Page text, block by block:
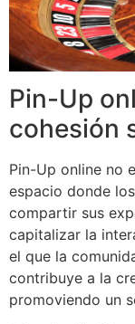
Pin-Up
cohesión
Pin-Up online no
espacio donde
compartir sus
capitalizar la
el que la
contribuye a la
promoviendo un